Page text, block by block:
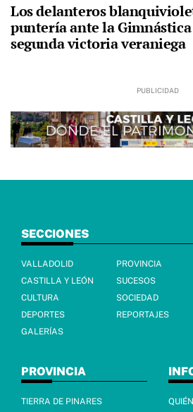
Los delanteros
puntería ante la
segunda victoria veraniega
SECCIONES
VALLADOLID
PROVINCIA
CASTILLA Y LEÓN
SUCESOS
CULTURA
SOCIEDAD
DEPORTES
REPORTAJES
GALERÍAS
PROVINCIA
TIERRA DE PINARES